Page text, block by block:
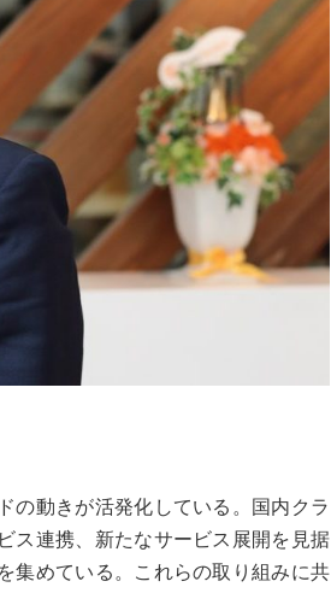
の動きが活発化している。国内クラ
ス連携、新たなサービス展開を見据
集めている。これらの取り組みに共